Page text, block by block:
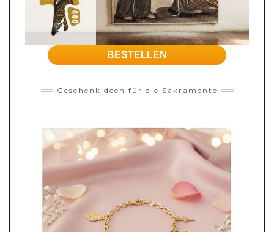
BESTELLEN
Geschenkideen für die Sakramente